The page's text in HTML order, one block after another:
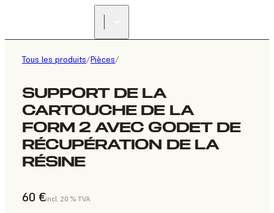
Tous les produits/Pièces/
SUPPORT DE LA
CARTOUCHE DE LA
FORM 2 AVEC GODET DE
RÉCUPÉRATION DE LA
RÉSINE
60 €incl. 20 % TVA